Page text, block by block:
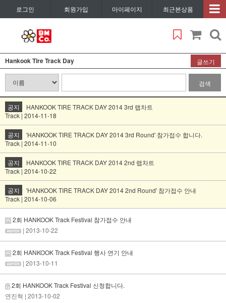
로그인 회원가입 마이페이지 최근본상품
Hankook Tire Track Day 글쓰기
검색
공지
HANKOOK TIRE TRACK DAY 2014 3rd 랩차트
Track | 2014-11-18
공지
'HANKOOK TIRE TRACK DAY 2014 3rd Round' 참가접수 합니다.
Track | 2014-11-10
공지
HANKOOK TIRE TRACK DAY 2014 2nd 랩차트
Track | 2014-10-22
공지
'HANKOOK TIRE TRACK DAY 2014 2nd Round' 참가접수 안내
Track | 2014-10-06
2회 HANKOOK Track Festival 참가접수 안내
| 2013-10-22
2회 HANKOOK Track Festival 행사 연기 안내
| 2013-10-11
2회 HANKOOK Track Festival 신청합니다.
연진혁 | 2013-10-02